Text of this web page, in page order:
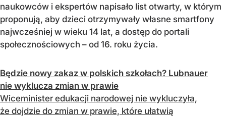
naukowców i ekspertów napisało list otwarty, w którym
proponują, aby dzieci otrzymywały własne smartfony
najwcześniej w wieku 14 lat, a dostęp do portali
społecznościowych – od 16. roku życia.
Będzie nowy zakaz w polskich szkołach? Lubnauer
nie wyklucza zmian w prawie
Wiceminister edukacji narodowej nie wykluczyła,
że dojdzie do zmian w prawie, które ułatwią